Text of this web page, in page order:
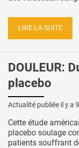
LIRE LA SUITE
DOULEUR:
placebo
Actualité publiée il y a
Cette étude
placebo soulage
patients souffrant